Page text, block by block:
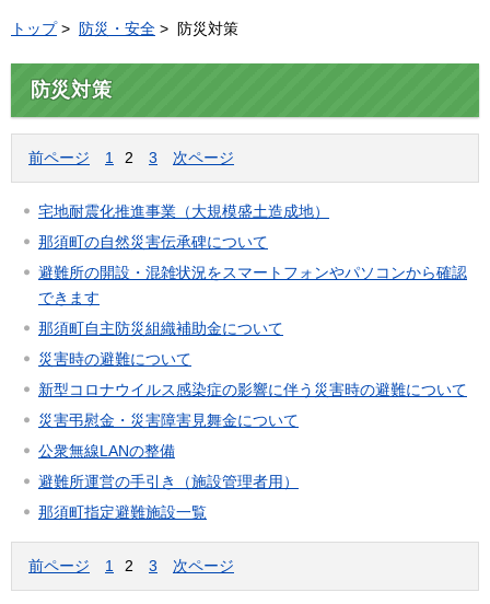
トップ> 防災・安全 > 防災対策
防災対策
前ページ 1 2 3 次ページ
宅地耐震化推進事業（大規模盛土造成地）
那須町の自然災害伝承碑について
避難所の開設・混雑状況をスマートフォンやパソコンから確認
できます
那須町自主防災組織補助金について
災害時の避難について
新型コロナウイルス感染症の影響に伴う災害時の避難について
災害弔慰金・災害障害見舞金について
公衆無線LANの整備
避難所運営の手引き（施設管理者用）
那須町指定避難施設一覧
前ページ 1 2 3 次ページ